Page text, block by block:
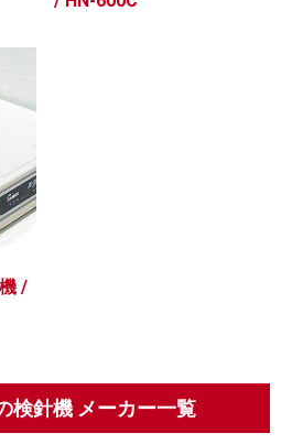
/
検針機 メーカー一覧